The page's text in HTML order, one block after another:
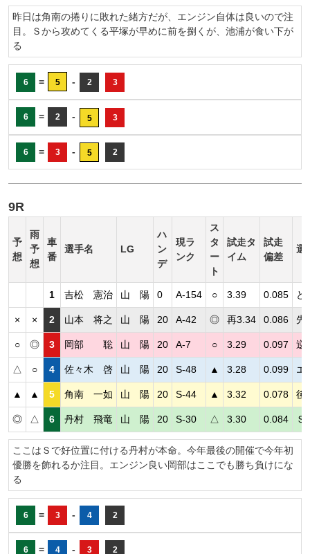
昨日は角南の捲りに敗れた緒方だが、エンジン自体は良いので注
目。Ｓから攻めてくる平塚が早めに前を捌くが、池浦が食い下が
る
6 = 5 - 2 3
6 = 2 - 5 3
6 = 3 - 5 2
9R
予
想
雨
予
想
車
番
選手名 LG
ハ
ン
デ
現ラ
ンク
ス
タ
ー
ト
試走タ
イム
試走
偏差
選
1 吉松 憲治 山 陽 0 A-154 ○ 3.39 0.085 ど
× × 2 山本 将之 山 陽 20 A-42 ◎ 再3.34 0.086 先
○ ◎ 3 岡部 聡 山 陽 20 A-7 ○ 3.29 0.097 逆
△ ○ 4 佐々木 啓 山 陽 20 S-48 ▲ 3.28 0.099 エ
▲ ▲ 5 角南 一如 山 陽 20 S-44 ▲ 3.32 0.078 後
◎ △ 6 丹村 飛竜 山 陽 20 S-30 △ 3.30 0.084 Ｓ
ここはＳで好位置に付ける丹村が本命。今年最後の開催で今年初
優勝を飾れるか注目。エンジン良い岡部はここでも勝ち負けにな
る
6 = 3 - 4 2
6 = 4 - 3 2